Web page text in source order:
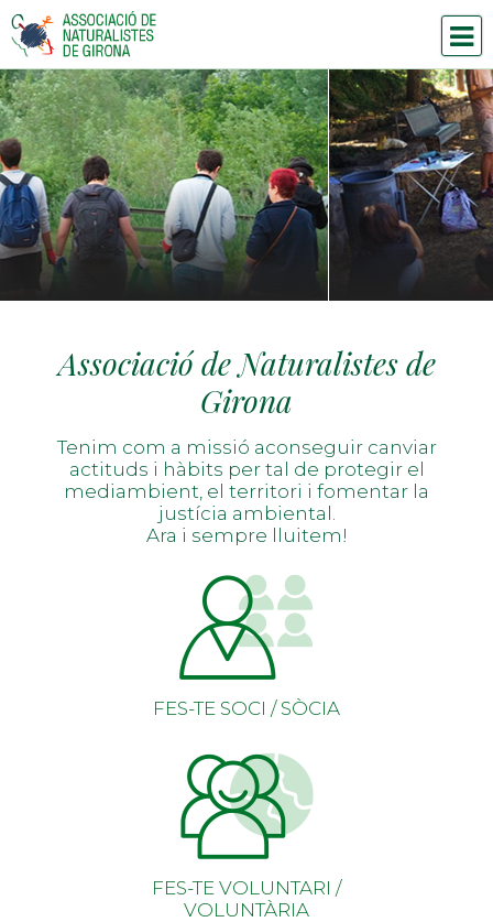
Associació de Naturalistes de
Girona
Tenim com a missió aconseguir canviar
actituds i hàbits per tal de protegir el
mediambient, el territori i fomentar la
justícia ambiental.
Ara i sempre lluitem!
FES-TE SOCI / SÒCIA
FES-TE VOLUNTARI /
VOLUNTÀRIA